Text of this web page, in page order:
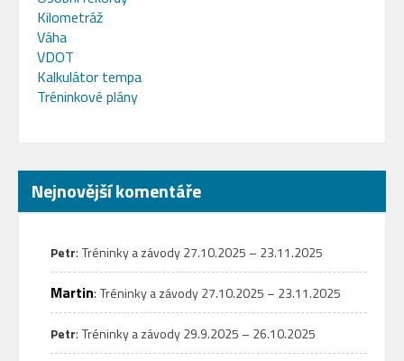
Kilometráž
Váha
VDOT
Kalkulátor tempa
Tréninkové plány
Nejnovější komentáře
Petr: Tréninky a závody 27.10.2025 – 23.11.2025
Martin: Tréninky a závody 27.10.2025 – 23.11.2025
Petr: Tréninky a závody 29.9.2025 – 26.10.2025